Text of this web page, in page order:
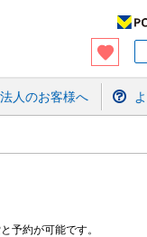
法人のお客様へ
予約が可能です。